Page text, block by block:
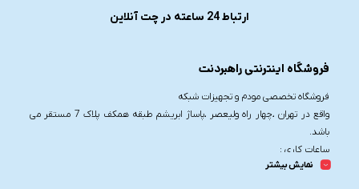
ارتباط 24 ساعته در چت آنلاین
فروشگاه اینترنتی راهبردنت
فروشگاه تخصصی مودم و تجهیزات شبکه
واقع در تهران ،چهار راه ولیعصر ،پاساژ ابریشم طبقه همکف پلاک 7 مستقر می
باشد.
ساعات کاری :
شنبه تا چهارشنبه از ساعت 9.30 تا 20
نمایش بیشتر